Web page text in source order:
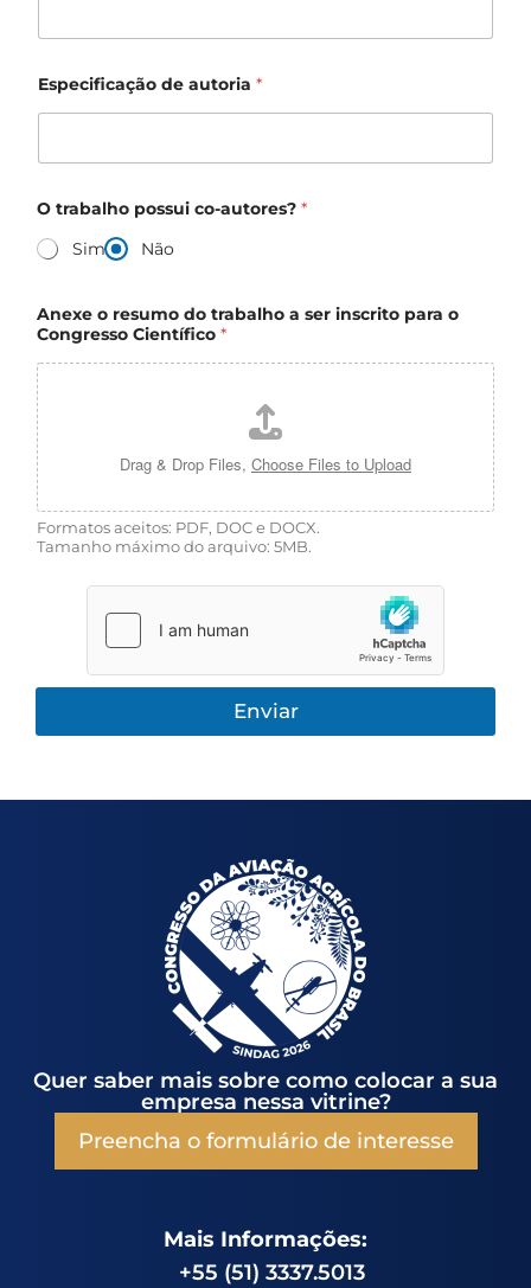
Especificação de autoria *
O trabalho possui co-autores? *
Sim
Não
t
r
b
a
l
h
o
T
í
t
u
Anexe o resumo do trabalho a ser inscrito para o
Congresso Científico *
Drag & Drop Files, Choose Files to Upload
Formatos aceitos: PDF, DOC e DOCX.
Tamanho máximo do arquivo: 5MB.
Enviar
Quer saber mais sobre como colocar a sua
empresa nessa vitrine?
Preencha o formulário de interesse
Mais Informações:
+55 (51) 3337.5013